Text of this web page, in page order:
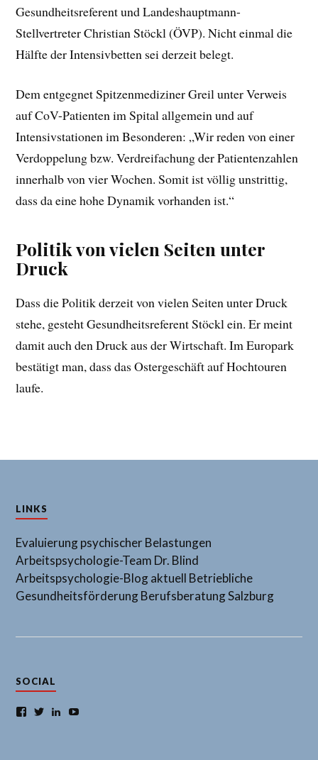
Gesundheitsreferent und Landeshauptmann-
Stellvertreter Christian Stöckl (ÖVP). Nicht einmal die
Hälfte der Intensivbetten sei derzeit belegt.
Dem entgegnet Spitzenmediziner Greil unter Verweis
auf CoV-Patienten im Spital allgemein und auf
Intensivstationen im Besonderen: „Wir reden von einer
Verdoppelung bzw. Verdreifachung der Patientenzahlen
innerhalb von vier Wochen. Somit ist völlig unstrittig,
dass da eine hohe Dynamik vorhanden ist.“
Politik von vielen Seiten unter
Druck
Dass die Politik derzeit von vielen Seiten unter Druck
stehe, gesteht Gesundheitsreferent Stöckl ein. Er meint
damit auch den Druck aus der Wirtschaft. Im Europark
bestätigt man, dass das Ostergeschäft auf Hochtouren
laufe.
LINKS
Evaluierung psychischer Belastungen
Arbeitspsychologie-Team Dr. Blind
Arbeitspsychologie-Blog aktuell Betriebliche
GesundheitsförderungBerufsberatung Salzburg
SOCIAL
Facebook
TwitterLinkedIn
YouTube